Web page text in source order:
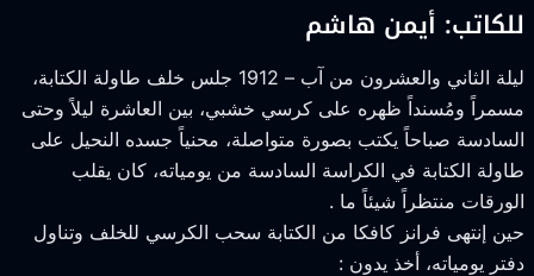
أيمن هاشم
ليلة الثاني والعشرون من آب – 1912 جلس خلف طاولة الكتابة،
ومُسنداً ظهره على كرسي خشبي، بين العاشرة ليلاً وحتى
صباحاً يكتب بصورة متواصلة، محنياً جسده النحيل على
الكتابة في الكراسة السادسة من يومياته، كان يقلب
منتظراً شيئاً ما .
إنتهى فرانز كافكا من الكتابة سحب الكرسي للخلف وتناول
يومياته، أخذ يدون :